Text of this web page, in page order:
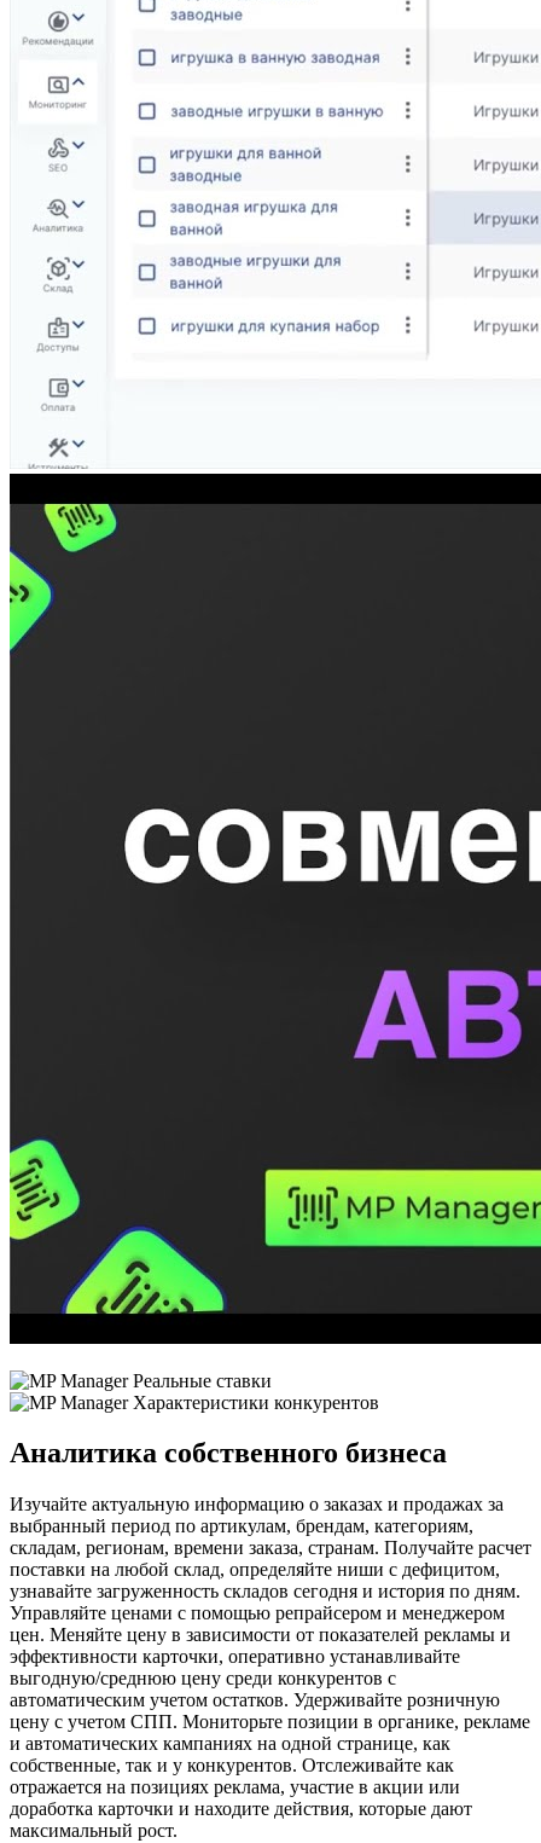
Аналитика собственного бизнеса
Изучайте актуальную информацию о заказах и продажах за
выбранный период по артикулам, брендам, категориям,
складам, регионам, времени заказа, странам. Получайте расчет
поставки на любой склад, определяйте ниши с дефицитом,
узнавайте загруженность складов сегодня и история по дням.
Управляйте ценами с помощью репрайсером и менеджером
цен. Меняйте цену в зависимости от показателей рекламы и
эффективности карточки, оперативно устанавливайте
выгодную/среднюю цену среди конкурентов с
автоматическим учетом остатков. Удерживайте розничную
цену с учетом СПП. Мониторьте позиции в органике, рекламе
и автоматических кампаниях на одной странице, как
собственные, так и у конкурентов. Отслеживайте как
отражается на позициях реклама, участие в акции или
доработка карточки и находите действия, которые дают
максимальный рост.